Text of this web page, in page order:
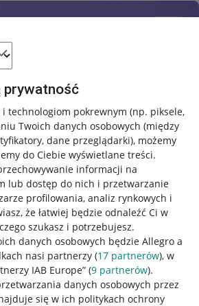
prywatność
i technologiom pokrewnym (np. piksele,
Twoich danych osobowych (między
dane przeglądarki), możemy
do Ciebie wyświetlane treści.
informacji na
lub dostęp do nich i przetwarzanie
profilowania, analiz rynkowych i
że łatwiej będzie odnaleźć Ci w
szukasz i potrzebujesz.
danych osobowych będzie Allegro a
nasi partnerzy (17 partnerów), w
IAB Europe” (9 partnerów).
danych osobowych przez
się w ich politykach ochrony